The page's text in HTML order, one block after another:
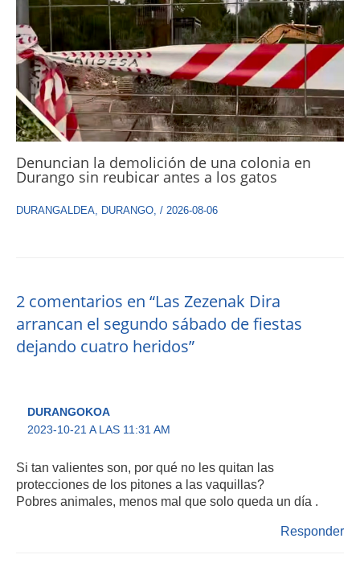
Denuncian la demolición de una colonia en
Durango sin reubicar antes a los gatos
DURANGALDEA, DURANGO, / 2026-08-06
2 comentarios en “Las Zezenak Dira
arrancan el segundo sábado de fiestas
dejando cuatro heridos”
DURANGOKOA
2023-10-21 A LAS 11:31 AM
Si tan valientes son, por qué no les quitan las
protecciones de los pitones a las vaquillas?
Pobres animales, menos mal que solo queda un día .
Responder